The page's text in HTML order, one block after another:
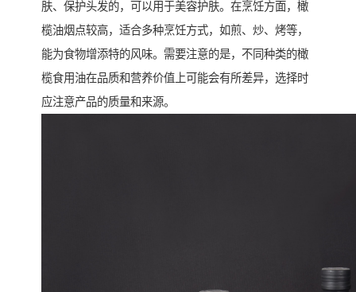
肤、保护头发的，可以用于美容护肤。在烹饪方面，橄
榄油烟点较高，适合多种烹饪方式，如煎、炒、烤等，
能为食物增添特的风味。需要注意的是，不同种类的橄
榄食用油在品质和营养价值上可能会有所差异，选择时
应注意产品的质量和来源。